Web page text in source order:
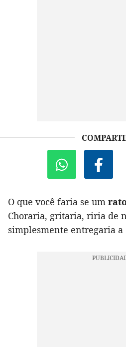
O que você faria se um
Choraria, gritaria, riria de
simplesmente entregaria a